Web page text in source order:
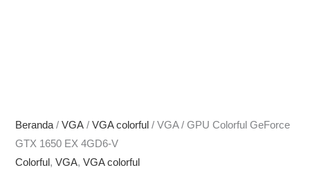
Beranda /VGA /VGA colorful / VGA / GPU Colorful GeForce
GTX 1650 EX 4GD6-V
Colorful ,VGA,VGA colorful